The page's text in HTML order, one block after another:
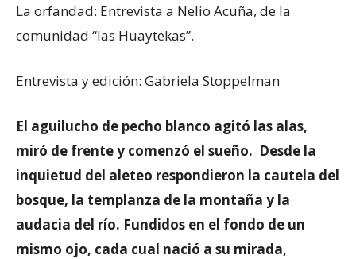
La orfandad: Entrevista a Nelio Acuña, de la
comunidad “las Huaytekas”.
Entrevista y edición: Gabriela Stoppelman
El aguilucho de pecho blanco agitó las alas,
miró de frente y comenzó el sueño. Desde la
inquietud del aleteo respondieron la cautela del
bosque, la templanza de la montaña y la
audacia del río. Fundidos en el fondo de un
mismo ojo, cada cual nació a su mirada,